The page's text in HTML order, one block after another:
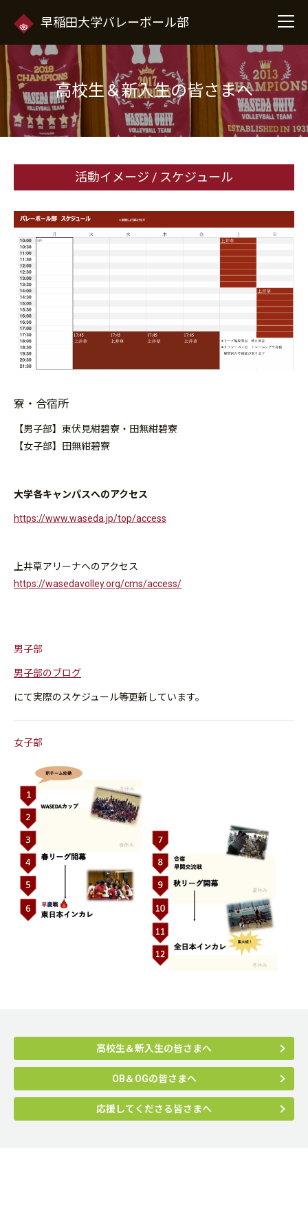
早稲田大学バレーボール部
高校生＆新入生の皆さまへ
活動イメージ / スケジュール
寮・合宿所
【男子部】東伏見紺碧寮・田無紺碧寮
【女子部】田無紺碧寮
大学各キャンパスへのアクセス
https://www.waseda.jp/top/access
上井草アリーナへのアクセス
https://wasedavolley.org/cms/access/
男子部
男子部のブログ
にて実際のスケジュール等更新しています。
女子部
高校生＆新入生の皆さまへ
OB＆OGの皆さまへ
応援してくださる皆さまへ